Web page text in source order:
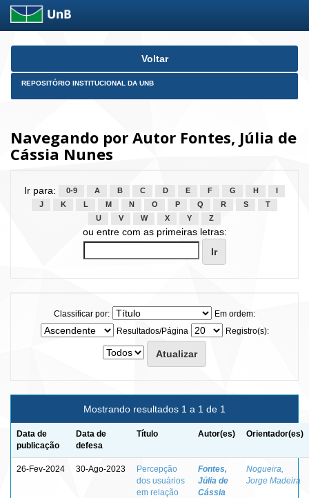
Skip
Voltar
REPOSITÓRIO INSTITUCIONAL DA UNB
Navegando por Autor Fontes, Júlia de
Cássia Nunes
Ir para: 0-9 A B C D E F G H
J
K L M N O P Q R S
T
U
V W X Y Z
ou entre com as primeiras letras:
Classificar por:
Em ordem:
Resultados/Página
Registro(s):
Mostrando resultados 1 a 1 de 1
Data de
publicação
Data de
defesa
Título Autor(es) Orientador(es)
26-Fev-2024 30-Ago-2023
Percepção
dos usuários
em relação
Fontes,
Júlia de
Cássia
Nogueira,
Jorge Madeira